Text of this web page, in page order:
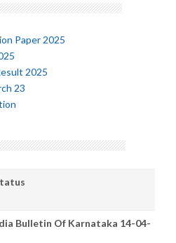
Paper 2025
2025
23
Bulletin Of Karnataka 14-04-